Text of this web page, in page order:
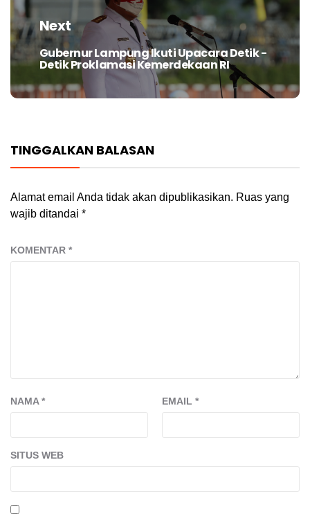
Next
Next
post:
Gubernur Lampung Ikuti Upacara Detik -
Detik Proklamasi Kemerdekaan RI
TINGGALKAN BALASAN
Alamat email Anda tidak akan dipublikasikan. Ruas yang
wajib ditandai *
KOMENTAR *
NAMA* EMAIL *
SITUS WEB